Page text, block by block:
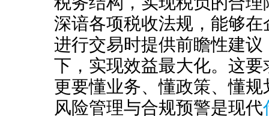
深谙各项税收法规，能够
进行交易时提供前瞻性建
下，实现效益最大化。这
更要懂业务、懂政策、懂规
风险管理与合规预警是现代